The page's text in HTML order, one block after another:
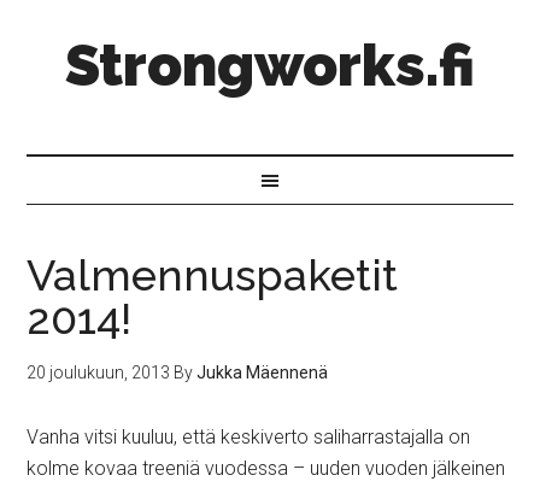
Strongworks.fi
Valmennuspaketit
2014!
20 joulukuun, 2013 ByJukka Mäennenä
Vanha vitsi kuuluu, että keskiverto saliharrastajalla on
kolme kovaa treeniä vuodessa – uuden vuoden jälkeinen